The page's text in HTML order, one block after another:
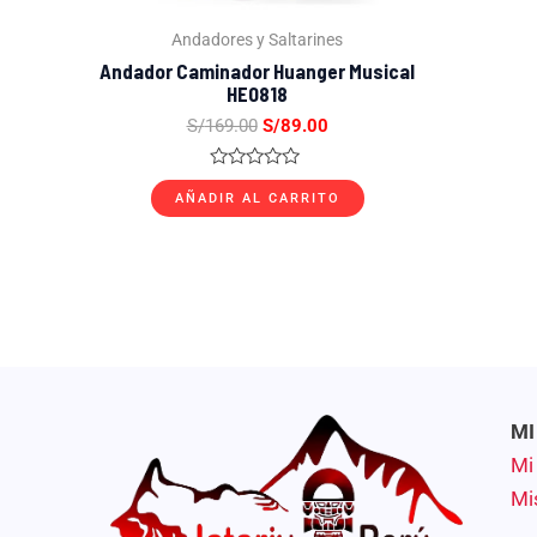
Andadores y Saltarines
Andador Caminador Huanger Musical
HE0818
S/169.00 S/89.00
Valorado
con
0
AÑADIR AL CARRITO
Mi